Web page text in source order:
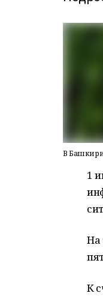
В
1
На
К